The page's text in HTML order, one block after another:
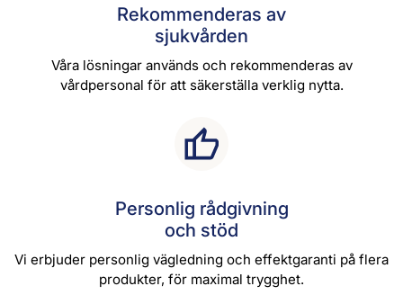
Rekommenderas av
sjukvården
Våra lösningar används och rekommenderas av
vårdpersonal för att säkerställa verklig nytta.
Personlig rådgivning
och stöd
Vi erbjuder personlig vägledning och effektgaranti på flera
produkter, för maximal trygghet.